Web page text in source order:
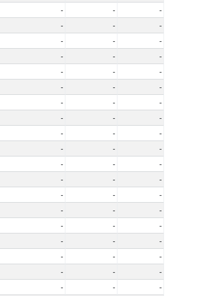
- -
-
- -
-
- -
-
- -
-
- -
-
- -
-
- -
-
- -
-
- -
-
- -
-
- -
-
- -
-
- -
-
- -
-
- -
-
- -
-
- -
-
- -
-
- -
-